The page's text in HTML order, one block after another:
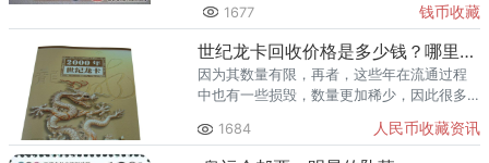
高于面值，具有极高的收藏价值和投资价
值。
1677 钱币收藏
世纪龙卡回收价格是多少钱？哪里回收世纪龙卡？
因为其数量有限，再者，这些年在流通过程
中也有一些损毁，数量更加稀少，因此很多
领域，但是世纪龙卡以后肯定是一匹不可多
得的黑马，升值空间不可小觑。
1684 人民币收藏资讯